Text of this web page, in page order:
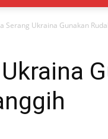
Serang Ukraina Gunakan